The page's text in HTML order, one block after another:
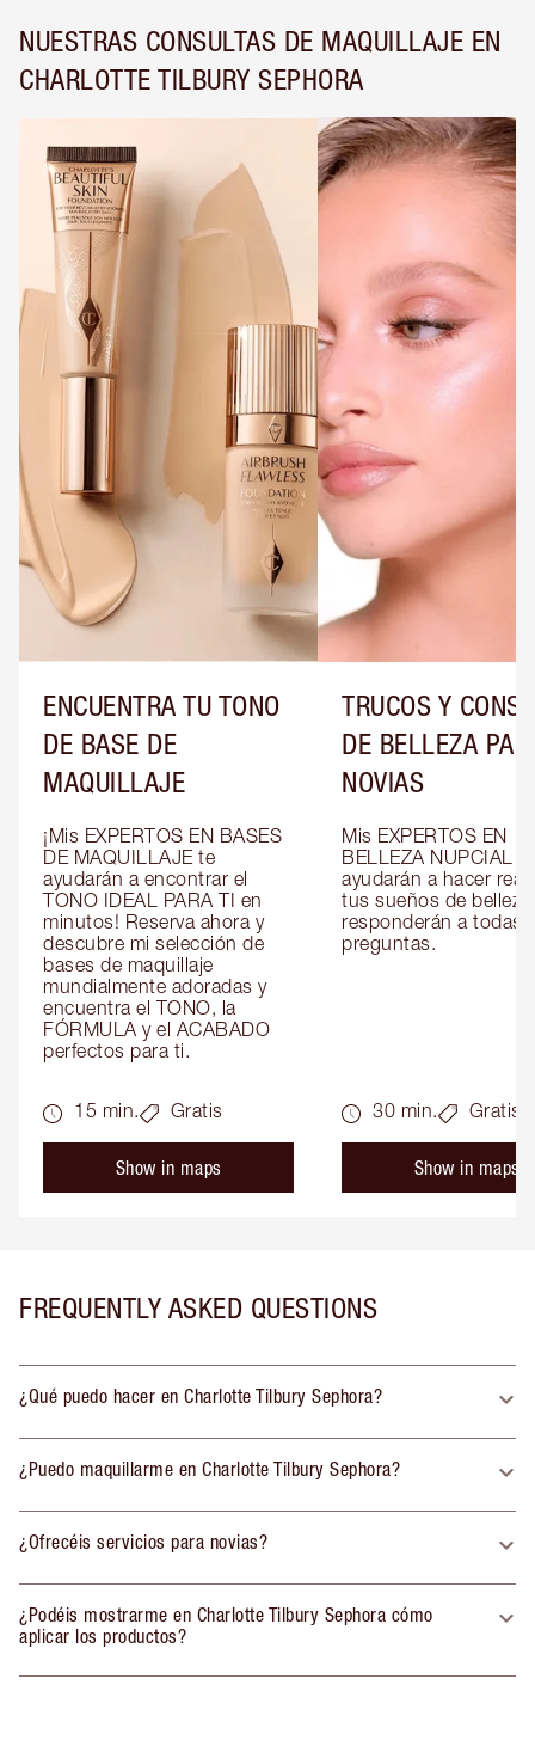
NUESTRAS CONSULTAS DE MAQUILLAJE EN
CHARLOTTE TILBURY SEPHORA
ENCUENTRA TU TONO
DE BASE DE
MAQUILLAJE
¡Mis EXPERTOS EN BASES
DE MAQUILLAJE te
ayudarán a encontrar el
TONO IDEAL PARA TI en
minutos! Reserva ahora y
descubre mi selección de
bases de maquillaje
mundialmente adoradas y
encuentra el TONO, la
FÓRMULA y el ACABADO
perfectos para ti.
15 min. Gratis
Show in maps
TRUCOS Y
DE BELLEZA
NOVIAS
Mis EXPERTOS EN
BELLEZA NUPCIAL te
ayudarán a hacer
tus sueños de belleza
responderán a todas
preguntas.
30 min. Gratis
Show in maps
FREQUENTLY ASKED QUESTIONS
¿Qué puedo hacer en Charlotte Tilbury Sephora?
¿Puedo maquillarme en Charlotte Tilbury Sephora?
¿Ofrecéis servicios para novias?
¿Podéis mostrarme en Charlotte Tilbury Sephora cómo
aplicar los productos?